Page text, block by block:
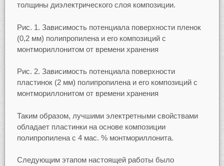
толщины диэлектрического слоя композиции.
Рис. 1. Зависимость потенциала поверхности пленок
(0,2 мм) полипропилена и его композиций с
монтмориллонитом от времени хранения
Рис. 2. Зависимость потенциала поверхности
пластинок (2 мм) полипропилена и его композиций с
монтмориллонитом от времени хранения
Таким образом, лучшими электретными свойствами
обладает пластинки на основе композиции
полипропилена с 4 мас. % монтмориллонита.
Следующим этапом настоящей работы было